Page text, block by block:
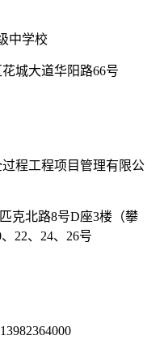
中学校
城大道华阳路66号
程工程项目管理有限公
克北路8号D座3楼（攀
22、24、26号